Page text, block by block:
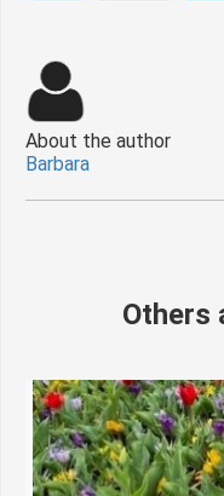
About the author
Barbara
Others